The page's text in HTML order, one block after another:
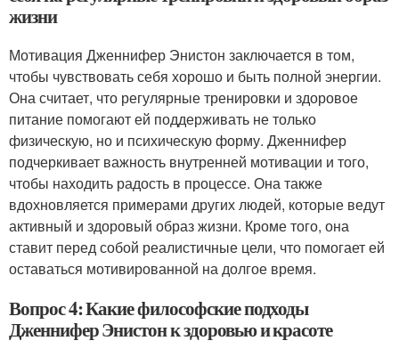
жизни
Мотивация Дженнифер Энистон заключается в том,
чтобы чувствовать себя хорошо и быть полной энергии.
Она считает, что регулярные тренировки и здоровое
питание помогают ей поддерживать не только
физическую, но и психическую форму. Дженнифер
подчеркивает важность внутренней мотивации и того,
чтобы находить радость в процессе. Она также
вдохновляется примерами других людей, которые ведут
активный и здоровый образ жизни. Кроме того, она
ставит перед собой реалистичные цели, что помогает ей
оставаться мотивированной на долгое время.
Вопрос 4: Какие философские подходы
Дженнифер Энистон к здоровью и красоте